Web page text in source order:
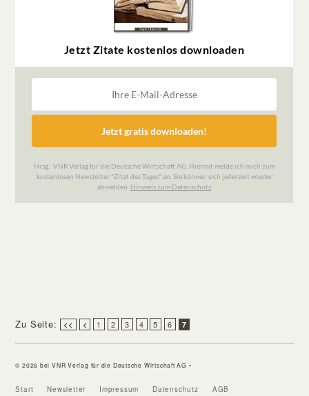
Zu Seite: << < 1 2 3 4 5 6 7
© 2026 bei VNR Verlag für die Deutsche Wirtschaft AG •
Start Newsletter Impressum Datenschutz AGB